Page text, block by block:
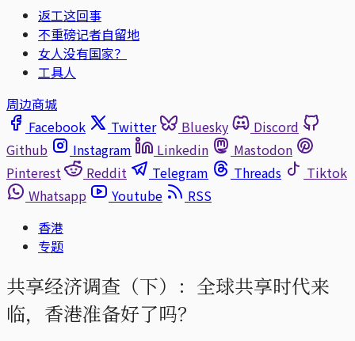
返工这回事
不重磅记者自留地
女人没有国家？
工具人
周边商城
Facebook
Twitter Bluesky
Discord
Github
Instagram Linkedin
Mastodon
Pinterest
Reddit Telegram Threads
Tiktok
Whatsapp
Youtube
RSS
香港
专题
共享经济调查（下）：全球共享时代来
临，香港准备好了吗？